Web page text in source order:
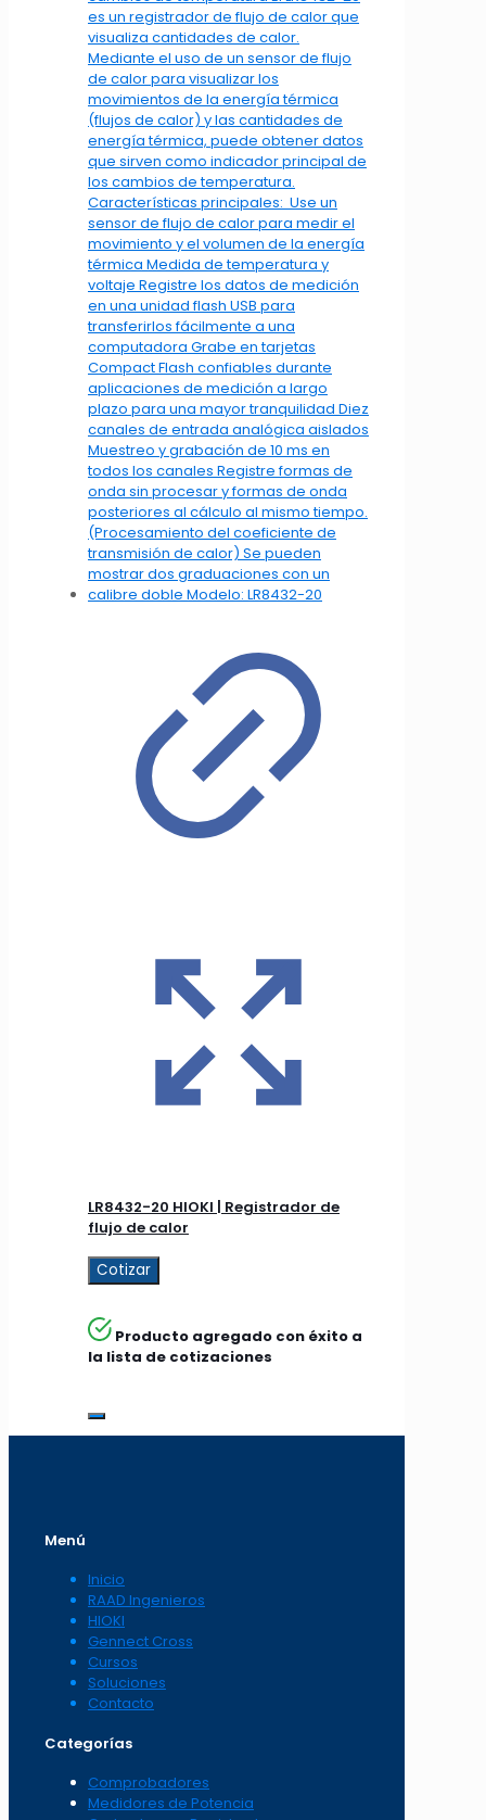
LR8432-20 HIOKI | Registrador de
flujo de calor
Cotizar
Producto agregado con éxito a
la lista de cotizaciones
Menú
Inicio
RAAD Ingenieros
HIOKI
Gennect Cross
Cursos
Soluciones
Contacto
Categorías
Comprobadores
Medidores de Potencia